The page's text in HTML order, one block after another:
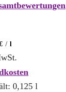
€5,39 €.
/ l
0,125 l